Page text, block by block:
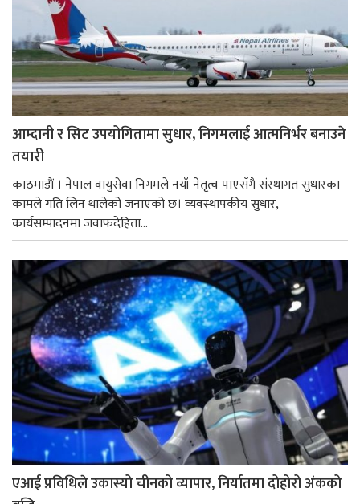
आम्दानी र सिट उपयोगितामा सुधार, निगमलाई आत्मनिर्भर बनाउने
तयारी
काठमाडाैं । नेपाल वायुसेवा निगमले नयाँ नेतृत्व पाएसँगै संस्थागत सुधारका
कामले गति लिन थालेको जनाएको छ। व्यवस्थापकीय सुधार,
कार्यसम्पादनमा जवाफदेहिता...
एआई प्रविधिले उकास्यो चीनको व्यापार, निर्यातमा दोहोरो अंकको